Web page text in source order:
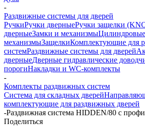
-
Раздвижные системы для дверей
РучкиРучки дверныеРучки защелки
дверныеЗамки и механизмыЦилиндровые
механизмыЗащелкиКомплектующие для
системРаздвижные системы для дверей
дверныеДверные гидравлические
порогиНакладки и WC-комплекты
-
Комплекты раздвижных систем
Система для складных дверей
комплектующие для раздвижных дверей
-Раздвижная система HIDDEN/80 с
Поделиться